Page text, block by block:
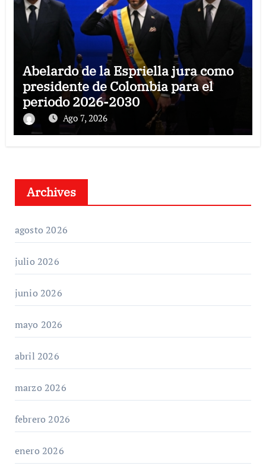
Abelardo de la Espriella jura como
presidente de Colombia para el
periodo 2026-2030
Ago 7, 2026
Archives
agosto 2026
julio 2026
junio 2026
mayo 2026
abril 2026
marzo 2026
febrero 2026
enero 2026